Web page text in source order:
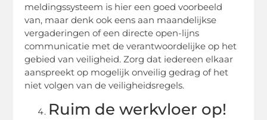
meldingssysteem is hier een goed voorbeeld
van, maar denk ook eens aan maandelijkse
vergaderingen of een directe open-lijns
communicatie met de verantwoordelijke op het
gebied van veiligheid. Zorg dat iedereen elkaar
aanspreekt op mogelijk onveilig gedrag of het
niet volgen van de veiligheidsregels.
Ruim de werkvloer op!